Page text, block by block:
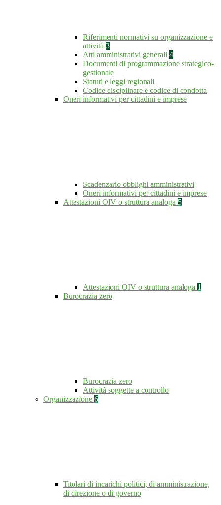
Riferimenti normativi su organizzazione e
attività 3
Atti amministrativi generali 4
Documenti di programmazione strategico-
gestionale
Statuti e leggi regionali
Codice disciplinare e codice di condotta
Oneri informativi per cittadini e imprese
Scadenzario obblighi amministrativi
Oneri informativi per cittadini e imprese
Attestazioni OIV o struttura analoga 5
Attestazioni OIV o struttura analoga 1
Burocrazia zero
Burocrazia zero
Attività soggette a controllo
Organizzazione 6
Titolari di incarichi politici, di amministrazione,
di direzione o di governo